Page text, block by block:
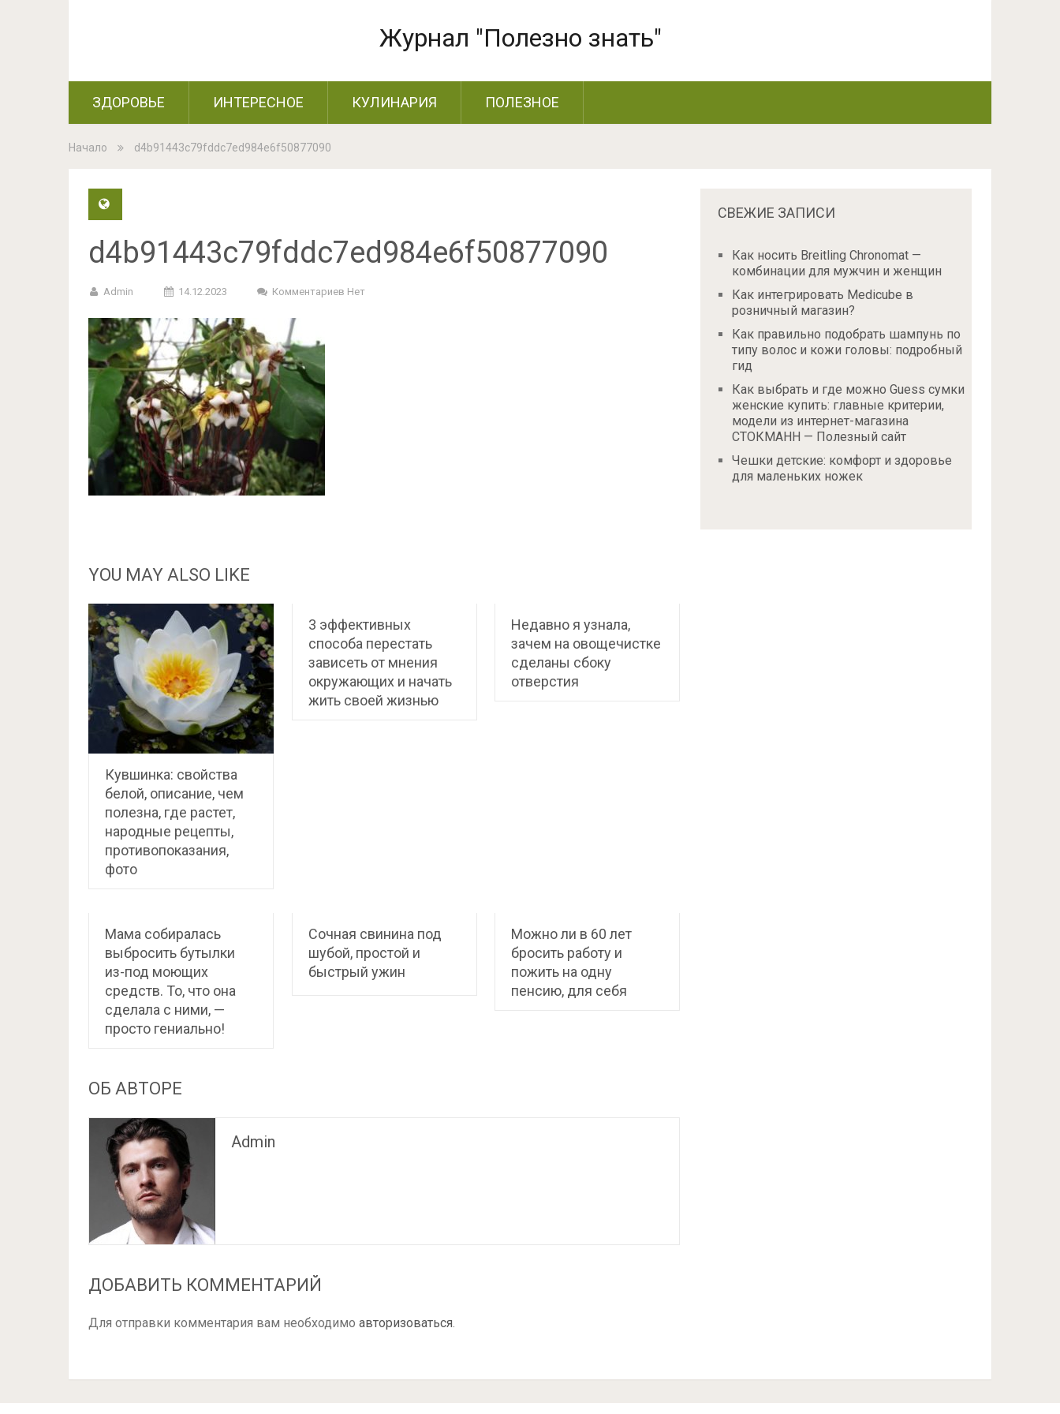
Журнал "Полезно знать"
ЗДОРОВЬЕ ИНТЕРЕСНОЕ КУЛИНАРИЯ ПОЛЕЗНОЕ
Начало d4b91443c79fddc7ed984e6f50877090
d4b91443c79fddc7ed984e6f50877090
Admin 14.12.2023 Комментариев Нет
YOU MAY ALSO LIKE
Кувшинка: свойства
белой, описание, чем
полезна, где растет,
народные рецепты,
противопоказания,
фото
3 эффективных
способа перестать
зависеть от мнения
окружающих и начать
жить своей жизнью
Недавно я узнала,
зачем на овощечистке
сделаны сбоку
отверстия
Мама собиралась
выбросить бутылки
из-под моющих
средств. То, что она
сделала с ними, —
просто гениально!
Сочная свинина под
шубой, простой и
быстрый ужин
Можно ли в 60 лет
бросить работу и
пожить на одну
пенсию, для себя
ОБ АВТОРЕ
Admin
ДОБАВИТЬ КОММЕНТАРИЙ
Для отправки комментария вам необходимо авторизоваться.
СВЕЖИЕ ЗАПИСИ
Как носить Breitling Chronomat —
комбинации для мужчин и женщин
Как интегрировать Medicube в
розничный магазин?
Как правильно подобрать шампунь по
типу волос и кожи головы: подробный
гид
Как выбрать и где можно Guess сумки
женские купить: главные критерии,
модели из интернет-магазина
СТОКМАНН — Полезный сайт
Чешки детские: комфорт и здоровье
для маленьких ножек